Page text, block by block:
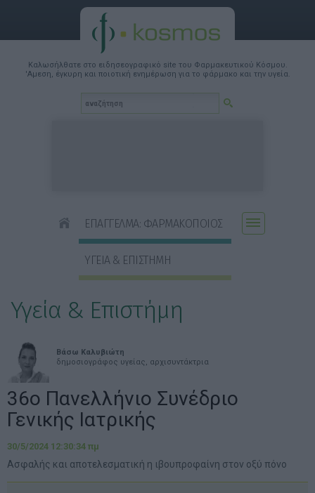
Καλωσήλθατε στο ειδησεογραφικό site του Φαρμακευτικού Κόσμου.
'Αμεση, έγκυρη και ποιοτική ενημέρωση για το φάρμακο και την υγεία.
ΕΠΑΓΓΕΛΜΑ: ΦΑΡΜΑΚΟΠΟΙΟΣ
ΥΓΕΙΑ & ΕΠΙΣΤΗΜΗ
Υγεία & Επιστήμη
Βάσω Καλυβιώτη
δημοσιογράφος υγείας, αρχισυντάκτρια
36ο Πανελλήνιο Συνέδριο
Γενικής Ιατρικής
30/5/2024 12:30:34 πμ
Ασφαλής και αποτελεσματική η ιβουπροφαίνη στον οξύ πόνο